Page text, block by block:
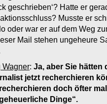
geschrieben‘? Hatte er
Musste er
oder war er auf dem Weg
Mail stehen ungeheure
Wagner: Ja, aber Sie hätten
jetzt recherchieren
doch öfter mal
Dinge“.